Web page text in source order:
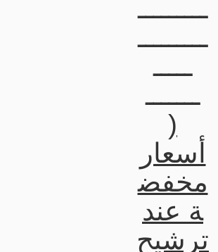
ـــــــــ
ـــــــــ
ـــــ
ـــــــ
(
أسعار
مخفض
ة عند
ترشيح